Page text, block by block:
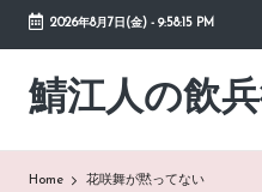
Skip
content
2026年8月7日(金)- 9:58:15 PM
鯖江人の飲
日々
の
Home 花咲舞が黙ってない